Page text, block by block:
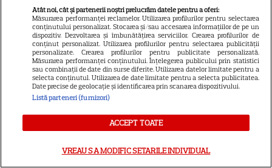
13
George și Amal Clooney,
evacuați din locuința lor din
Franța din cauza incendiilor.
Mesajul dramatic al actorului:
„Nu știm dacă va supraviețui”
Elon Musk, atac la adresa
care a realizat documentarul
Atât noi, cât și partenerii noștri prelucrăm datele pentru a oferi:
Măsurarea performanței reclamelor. Utilizarea profilurilor pentru selectarea
conținutului personalizat. Stocarea și/sau accesarea informațiilor de pe un
dispozitiv. Dezvoltarea și îmbunătățirea serviciilor. Crearea profilurilor de
conținut personalizat. Utilizarea profilurilor pentru selectarea publicității
personalizate. Crearea profilurilor pentru publicitate personalizată.
Măsurarea performanței conținutului. Înțelegerea publicului prin statistici
sau combinații de date din surse diferite. Utilizarea datelor limitate pentru a
selecta conținutul. Utilizarea de date limitate pentru a selecta publicitatea.
Date precise de geolocație și identificarea prin scanarea dispozitivului.
Listă parteneri (furnizori)
ACCEPT TOATE
VREAU SA MODIFIC SETARILE INDIVIDUAL